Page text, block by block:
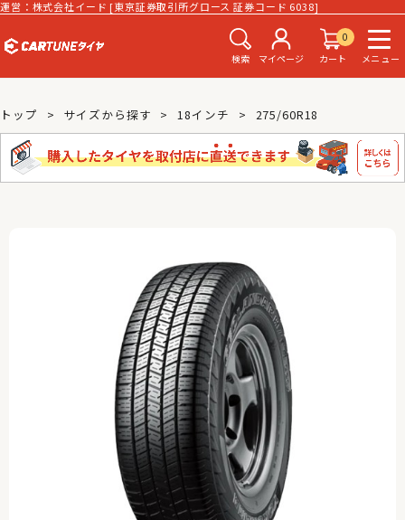
運営：株式会社イード [東京証券取引所グロース 証券コード 6038]
検索 マイページ
0
カート
メニュー
トップ サイズから探す 18インチ 275/60R18